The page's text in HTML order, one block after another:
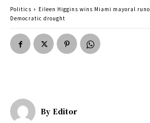
Politics
Eileen Higgins wins Miami mayoral
Democratic drought
By Editor